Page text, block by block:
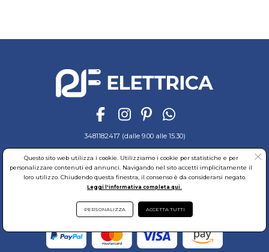
3481182417 (dalle 9.00 alle 15.30)
Ordini e Pagamenti Sicurezza Spedizioni Cookies
Garanzia
Privacy
Recesso Regolamento Richiedi reso
© RF Elettrica Srl - Sede Legale: Via Alcide de Gasperi, 74 - 04011 Aprilia (LT)
Partita Iva: 02435300591 - Codice Fiscale: 02435300591
Sede Operativa: Via Alcide de Gasperi, 74 - 04011 Aprilia (LT)
Cap. Soc. 95.000,00 Euro Iscritta al Reg. delle Imprese di Latina REA:LT-171116
Questo sito web utilizza i cookie. Utilizziamo i cookie per statistiche e per
personalizzare contenuti ed annunci. Navigando nel sito accetti implicitamente il
loro utilizzo. Chiudendo questa finestra, il consenso è da considerarsi negato.
Leggi l'informativa completa qui.
PERSONALIZZA ACCETTA TUTTI